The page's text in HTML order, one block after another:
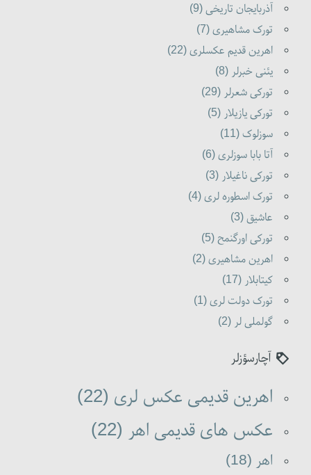
آذربایجان تاریخی (9)
تورک مشاهیری (7)
اهرین قدیم عکسلری (22)
یئنی خبرلر (8)
تورکی شعرلر (29)
تورکی یازیلار (5)
سوزلوک (11)
آتا بابا سوزلری (6)
تورکی ناغیلار (3)
تورک اسطوره لری (4)
عاشیق (3)
تورکی اورگنمح (5)
اهرین مشاهیری (2)
کیتابلار (17)
تورک دولت لری (1)
گولملی لر (2)
آچارسؤزلر
اهرین قدیمی عکس لری (22)
عکس های قدیمی اهر (22)
اهر (18)